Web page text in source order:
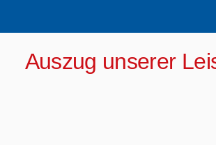
Auszug unserer